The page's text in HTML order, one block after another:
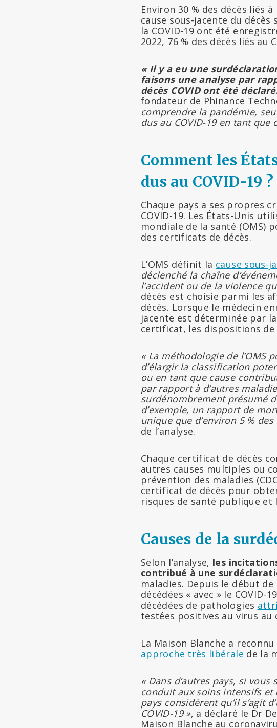
Environ 30 % des décès liés
cause sous-jacente du
la COVID-19 ont été
2022, 76 % des décès liés au
« Il y a eu une
faisons une analyse par
décès COVID ont été
fondateur de Phinance
comprendre la pandémie,
dus au COVID-19 en tant que
Comment les
dus au COVID-19 ?
Chaque pays a ses propres
COVID-19. Les États-Unis
mondiale de la santé (OMS)
des certificats de décès.
L’OMS définit la cause sous-
déclenché la chaîne
l’accident ou de la violence
décès est choisie parmi les
décès. Lorsque le médecin
jacente est déterminée par
certificat, les dispositions de
« La méthodologie de l’OMS
d’élargir la classification
ou en tant que cause
par rapport à d’autres
surdénombrement présumé
d’exemple, un rapport de
unique que d’environ 5 %
de l’analyse.
Chaque certificat de décès
autres causes multiples ou
prévention des maladies
certificat de décès pour
risques de santé publique et
Causes de la
Selon l’analyse, les
contribué à une
maladies. Depuis le début
décédées « avec » le
décédées de pathologies
testées positives au virus au
La Maison Blanche a
approche très libérale de la
« Dans d’autres pays, si
conduit aux soins intensifs
pays considèrent qu’il s’agit
COVID-19 », a déclaré le Dr
Maison Blanche au